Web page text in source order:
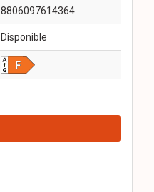
8806097614364
Disponible